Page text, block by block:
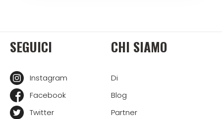
SEGUICI
Instagram
Facebook
Twitter
CHI SIAMO
Di
Blog
Partner